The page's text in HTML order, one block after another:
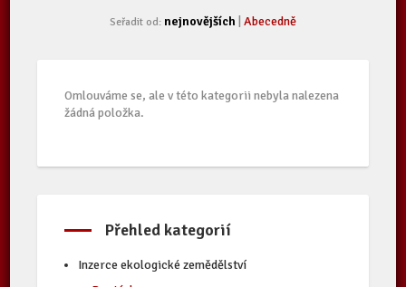
Seřadit od: nejnovějších Abecedně
Omlouváme se, ale v této kategorii nebyla nalezena
žádná položka.
Přehled kategorií
Inzerce ekologické zemědělství